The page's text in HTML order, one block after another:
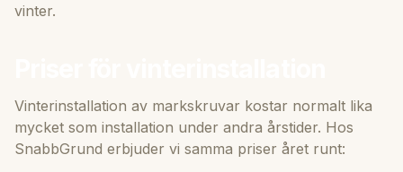
vinter.
Vinterinstallation av markskruvar kostar normalt lika
mycket som installation under andra årstider. Hos
SnabbGrund erbjuder vi samma priser året runt: